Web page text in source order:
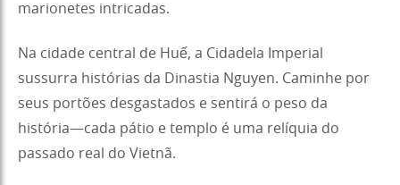
marionetes intricadas.
Na cidade central de Huế, a Cidadela Imperial
sussurra histórias da Dinastia Nguyen. Caminhe por
seus portões desgastados e sentirá o peso da
história—cada pátio e templo é uma relíquia do
passado real do Vietnã.